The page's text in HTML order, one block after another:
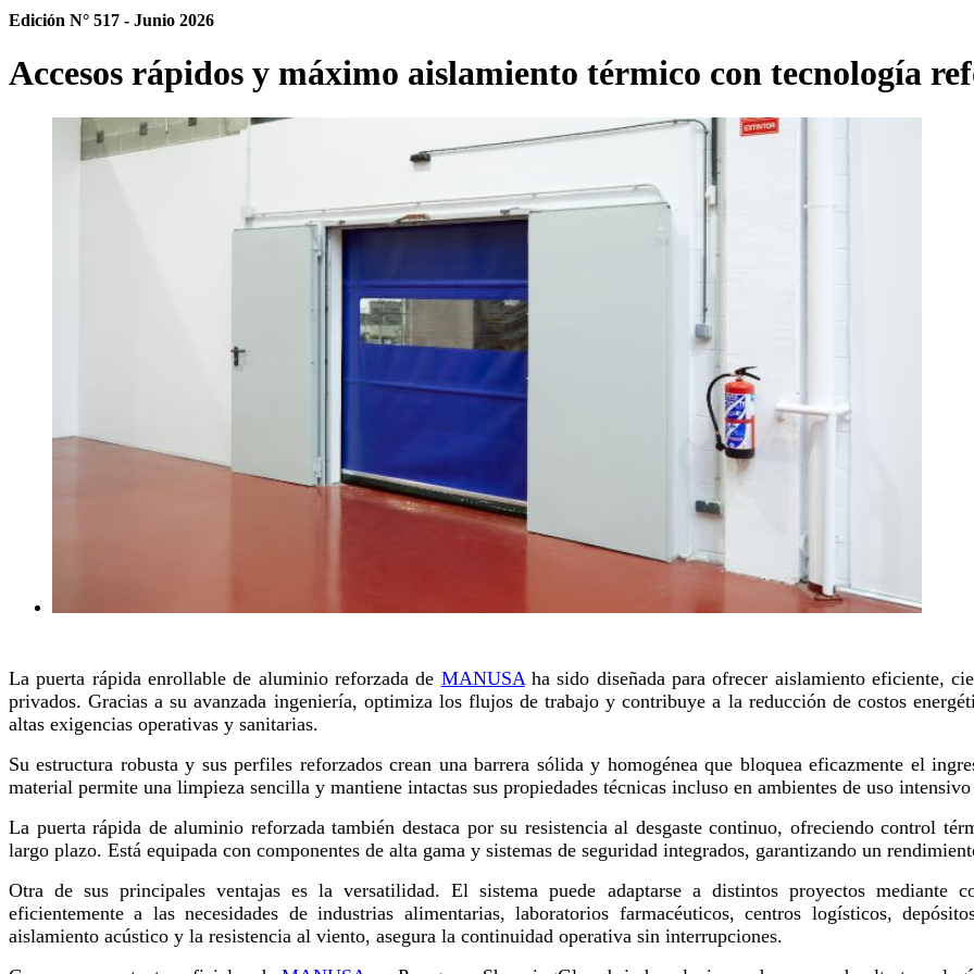
Edición N° 517 - Junio 2026
Accesos rápidos y máximo aislamiento térmico con tecnología
La puerta rápida enrollable de aluminio reforzada de MANUSA ha sido diseñada para ofrecer aislamiento eficiente,
privados. Gracias a su avanzada ingeniería, optimiza los flujos de trabajo y contribuye a la reducción de costos
altas exigencias operativas y sanitarias.
Su estructura robusta y sus perfiles reforzados crean una barrera sólida y homogénea que bloquea eficazmente el
material permite una limpieza sencilla y mantiene intactas sus propiedades técnicas incluso en ambientes de uso
La puerta rápida de aluminio reforzada también destaca por su resistencia al desgaste continuo, ofreciendo control
largo plazo. Está equipada con componentes de alta gama y sistemas de seguridad integrados, garantizando un
Otra de sus principales ventajas es la versatilidad. El sistema puede adaptarse a distintos proyectos mediante
eficientemente a las necesidades de industrias alimentarias, laboratorios farmacéuticos, centros logísticos,
aislamiento acústico y la resistencia al viento, asegura la continuidad operativa sin interrupciones.